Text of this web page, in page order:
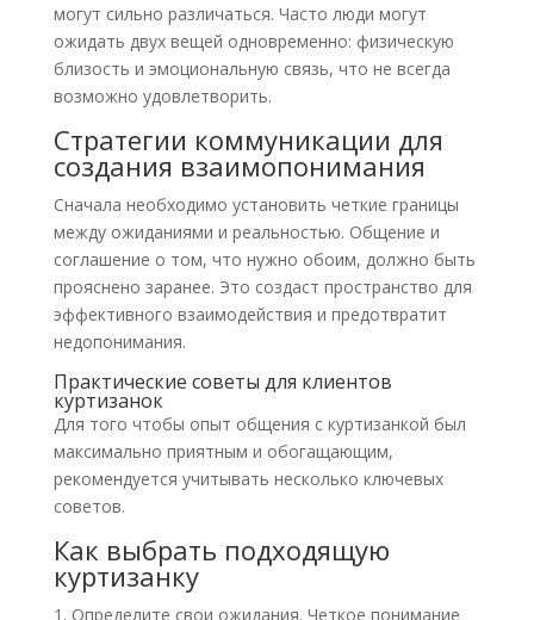
могут сильно различаться. Часто люди могут
ожидать двух вещей одновременно: физическую
близость и эмоциональную связь, что не всегда
возможно удовлетворить.
Стратегии коммуникации для
создания взаимопонимания
Сначала необходимо установить четкие границы
между ожиданиями и реальностью. Общение и
соглашение о том, что нужно обоим, должно быть
прояснено заранее. Это создаст пространство для
эффективного взаимодействия и предотвратит
недопонимания.
Практические советы для клиентов
куртизанок
Для того чтобы опыт общения с куртизанкой был
максимально приятным и обогащающим,
рекомендуется учитывать несколько ключевых
советов.
Как выбрать подходящую
куртизанку
1. Определите свои ожидания. Четкое понимание